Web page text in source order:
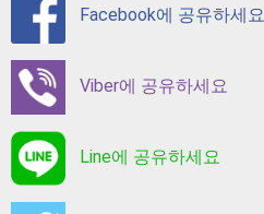
Facebook에 공유하세요
Viber에 공유하세요
Line에 공유하세요